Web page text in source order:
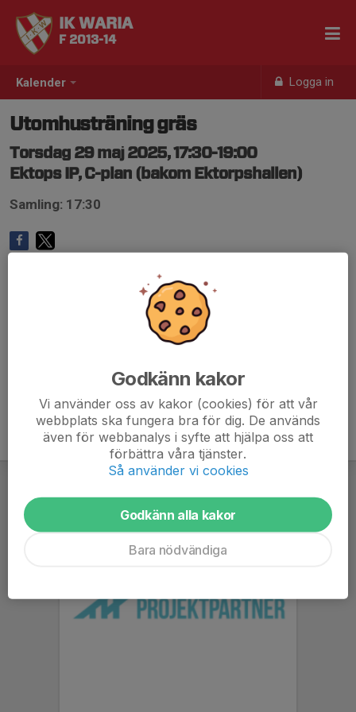
Kalender Logga in
IK WARIA
F 2013-14
Utomhusträning gräs
Torsdag 29 maj 2025, 17:30-19:00
Ektops IP, C-plan (bakom Ektorpshallen)
Samling: 17:30
Godkänn kakor
Vi använder oss av kakor (cookies) för att vår
webbplats ska fungera bra för dig. De används
även för webbanalys i syfte att hjälpa oss att
förbättra våra tjänster.
Så använder vi cookies
Godkänn alla kakor
Bara nödvändiga